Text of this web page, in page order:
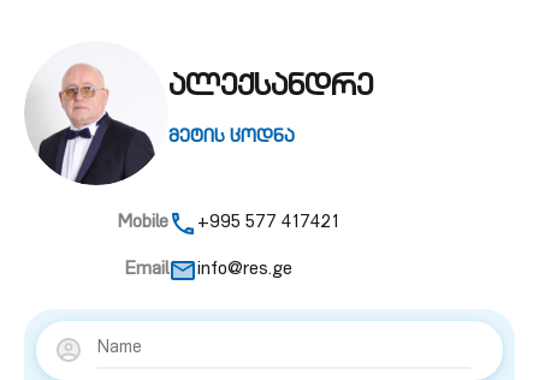
ალექსანდრე
მეტის ცოდნა
Mobile +995 577 417421
Email info@res.ge